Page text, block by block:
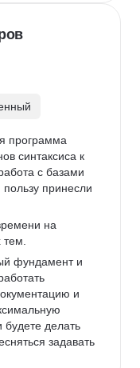
программа
синтаксиса к
с базами
принесли
на
фундамент и
и
будете делать
задавать